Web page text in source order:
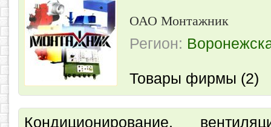
ОАО Монтажник
Регион:
Товары фирмы (2)
Кондиционирование,